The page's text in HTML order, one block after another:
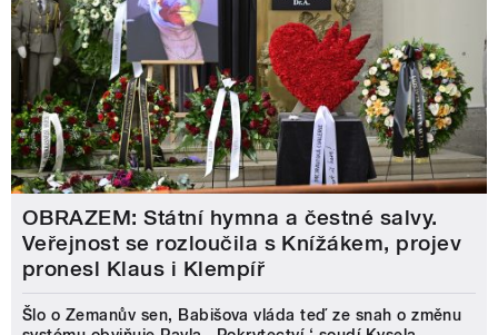
OBRAZEM: Státní hymna a čestné salvy.
Veřejnost se rozloučila s Knížákem, projev
pronesl Klaus i Klempíř
Šlo o Zemanův sen, Babišova vláda teď ze snah o změnu